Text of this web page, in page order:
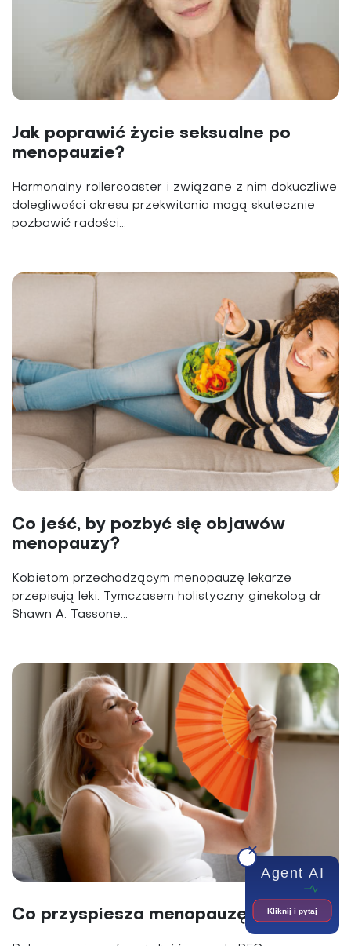
Jak poprawić życie seksualne po
menopauzie?
Hormonalny rollercoaster i związane z nim dokuczliwe
dolegliwości okresu przekwitania mogą skutecznie
pozbawić radości...
Co jeść, by pozbyć się objawów
menopauzy?
Kobietom przechodzącym menopauzę lekarze
przepisują leki. Tymczasem holistyczny ginekolog dr
Shawn A. Tassone...
Co przyspiesza menopauzę?
Agent AI
Kliknij i pytaj